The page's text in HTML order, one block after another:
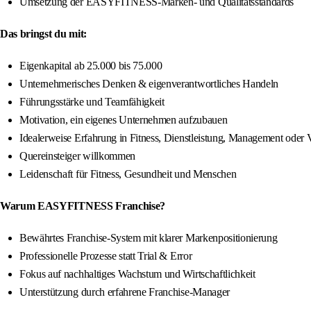
Das bringst du mit:
Eigenkapital ab 25.000 bis 75.000
Unternehmerisches Denken & eigenverantwortliches Handeln
Führungsstärke und Teamfähigkeit
Motivation, ein eigenes Unternehmen aufzubauen
Idealerweise Erfahrung in Fitness, Dienstleistung, Management oder
Quereinsteiger willkommen
Leidenschaft für Fitness, Gesundheit und Menschen
Warum EASYFITNESS Franchise?
Bewährtes Franchise-System mit klarer Markenpositionierung
Professionelle Prozesse statt Trial & Error
Fokus auf nachhaltiges Wachstum und Wirtschaftlichkeit
Unterstützung durch erfahrene Franchise-Manager